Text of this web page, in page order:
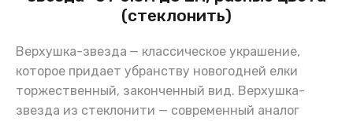
(стеклонить)
Верхушка-звезда — классическое украшение,
которое придает убранству новогодней елки
торжественный, законченный вид. Верхушка-
звезда из стеклонити — современный аналог